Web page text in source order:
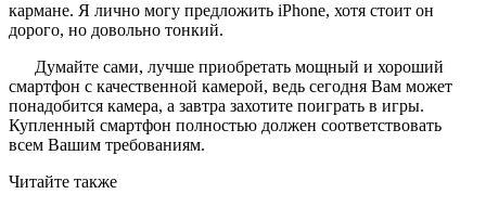
кармане. Я лично могу предложить iPhone, хотя стоит он
дорого, но довольно тонкий.
Думайте сами, лучше приобретать мощный и хороший
смартфон с качественной камерой, ведь сегодня Вам может
понадобится камера, а завтра захотите поиграть в игры.
Купленный смартфон полностью должен соответствовать
всем Вашим требованиям.
Читайте также